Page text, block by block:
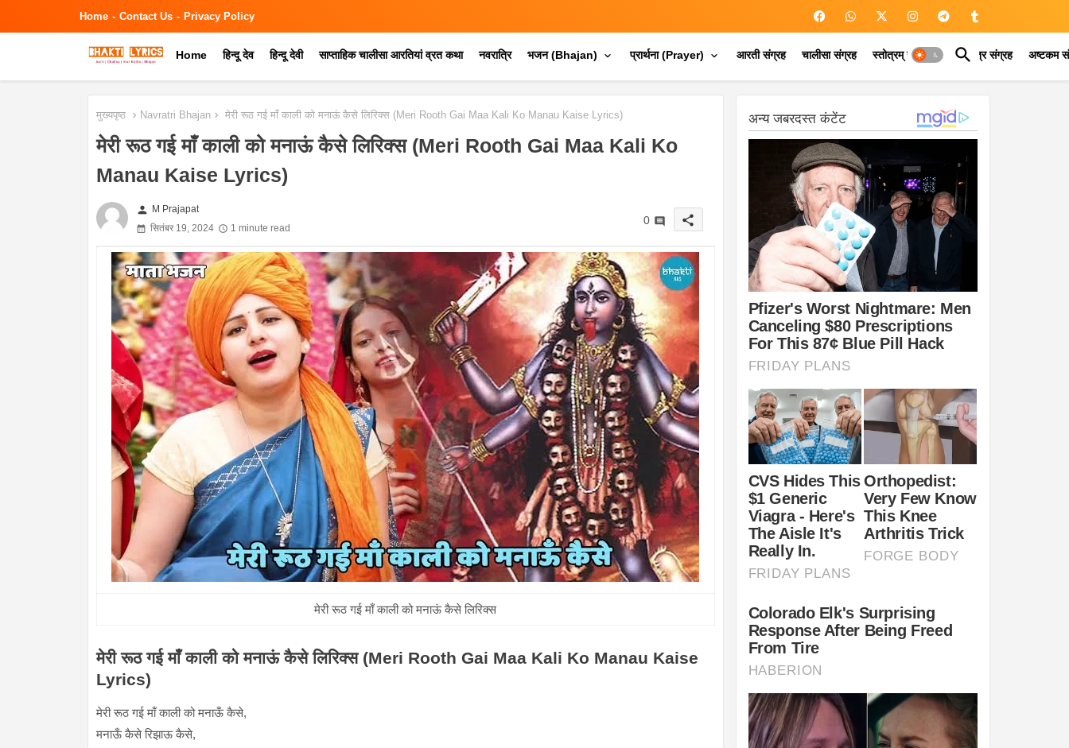
Home Contact Us Privacy Policy
Home हिन्दू देव हिन्दू देवी साप्ताहिक चालीसा आरतियां व्रत कथा नवरात्रि भजन (Bhajan) प्रार्थना (Prayer) आरती संग्रह चालीसा संग्रह स्तोत्रम् संग्रह कवच मंत्र संग्रह अष्टकम
मुख्यपृष्ठ Navratri Bhajan मेरी रूठ गई माँ काली को मनाऊं कैसे लिरिक्स (Meri Rooth Gai Maa Kali Ko Manau Kaise Lyrics)
मेरी रूठ गई माँ काली को मनाऊं कैसे लिरिक्स (Meri Rooth Gai Maa Kali Ko
Manau Kaise Lyrics)
person M Prajapat
सितंबर 19, 2024
1 minute read
0 share
मेरी रूठ गई माँ काली को मनाऊं कैसे लिरिक्स
मेरी रूठ गई माँ काली को मनाऊं कैसे लिरिक्स (Meri Rooth Gai Maa Kali Ko Manau Kaise
Lyrics)
मेरी रूठ गई माँ काली को मनाऊँ कैसे,
मनाऊँ कैसे रिझाऊ कैसे,